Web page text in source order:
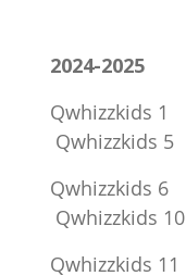
2024-2025
Qwhizzkids 1
Qwhizzkids 5
Qwhizzkids 6
Qwhizzkids 10
Qwhizzkids 11